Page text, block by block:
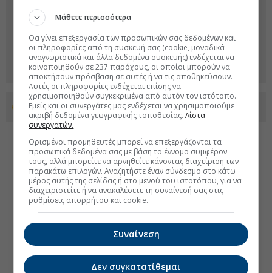
Προσθέστε το euro2day.gr στο Discover
Μάθετε περισσότερα
Θα γίνει επεξεργασία των προσωπικών σας δεδομένων και
οι πληροφορίες από τη συσκευή σας (cookie, μοναδικά
αναγνωριστικά και άλλα δεδομένα συσκευής) ενδέχεται να
κοινοποιηθούν σε 237 παρόχους, οι οποίοι μπορούν να
αποκτήσουν πρόσβαση σε αυτές ή να τις αποθηκεύσουν.
Αυτές οι πληροφορίες ενδέχεται επίσης να
χρησιμοποιηθούν συγκεκριμένα από αυτόν τον ιστότοπο.
Εμείς και οι συνεργάτες μας ενδέχεται να χρησιμοποιούμε
ακριβή δεδομένα γεωγραφικής τοποθεσίας.Λίστα
συνεργατών.
Ορισμένοι προμηθευτές μπορεί να επεξεργάζονται τα
προσωπικά δεδομένα σας με βάση το έννομο συμφέρον
τους, αλλά μπορείτε να αρνηθείτε κάνοντας διαχείριση των
παρακάτω επιλογών. Αναζητήστε έναν σύνδεσμο στο κάτω
μέρος αυτής της σελίδας ή στο μενού του ιστοτόπου, για να
διαχειριστείτε ή να ανακαλέσετε τη συναίνεσή σας στις
ρυθμίσεις απορρήτου και cookie.
Συναίνεση
Δεν συγκατατίθεμαι